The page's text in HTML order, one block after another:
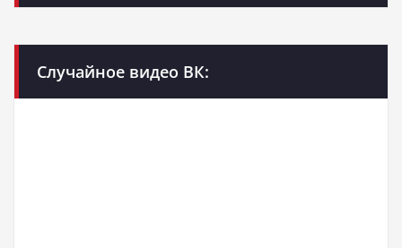
Случайное видео ВК: